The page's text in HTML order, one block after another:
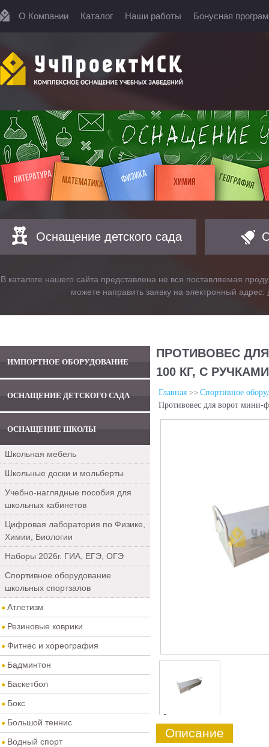
О Компании Каталог Наши работы Бонусная
Оснащение детского сада
В каталоге нашего сайта представлена не вся поставляемая
можете направить заявку на электронный адрес:
ИМПОРТНОЕ ОБОРУДОВАНИЕ
ОСНАЩЕНИЕ ДЕТСКОГО САДА
ОСНАЩЕНИЕ ШКОЛЫ
Школьная мебель
Школьные доски и мольберты
Учебно-наглядные пособия для
школьных кабинетов
Цифровая лаборатория по Физике,
Химии, Биологии
Наборы 2026г. ГИА, ЕГЭ, ОГЭ
Спортивное оборудование
школьных спортзалов
Атлетизм
Резиновые коврики
Фитнес и хореография
Бадминтон
Баскетбол
Бокс
Большой теннис
Водный спорт
ПРОТИВОВЕС
100 КГ, С
Главная
Спортивное
Противовес для ворот мини-
0
Описание